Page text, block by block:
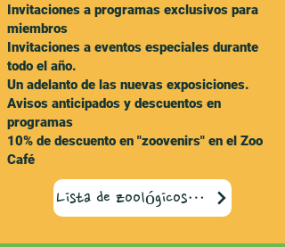
Invitaciones a programas exclusivos para
miembros
Invitaciones a eventos especiales durante
todo el año.
Un adelanto de las nuevas exposiciones.
Avisos anticipados y descuentos en
programas
10% de descuento en "zoovenirs" en el Zoo
Café
Lista de zoológicos recíprocos